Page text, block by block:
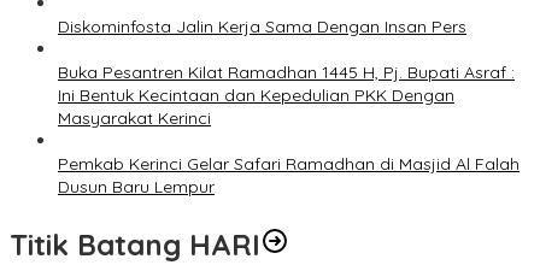
Diskominfosta Jalin Kerja Sama Dengan Insan Pers
Buka Pesantren Kilat Ramadhan 1445 H, Pj. Bupati Asraf :
Ini Bentuk Kecintaan dan Kepedulian PKK Dengan
Masyarakat Kerinci
Pemkab Kerinci Gelar Safari Ramadhan di Masjid Al Falah
Dusun Baru Lempur
Titik Batang HARI